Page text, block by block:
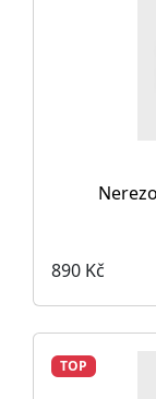
890 Kč
TOP